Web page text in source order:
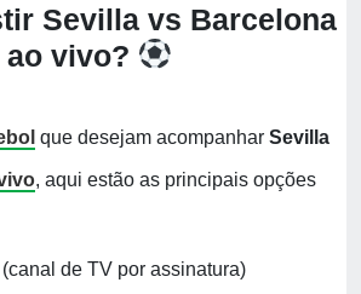
Sevilla vs Barcelona
ao vivo?
que desejam acompanhar Sevilla
, aqui estão as principais opções
de TV por assinatura)